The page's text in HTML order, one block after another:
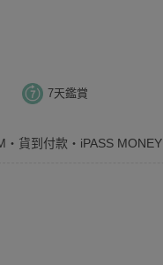
7天鑑賞
貨到付款・iPASS MONEY